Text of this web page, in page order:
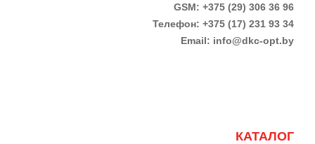
GSM: +375 (29) 306 36 96
Телефон: +375 (17) 231 93 34
Email: info@dkc-opt.by
КАТАЛОГ